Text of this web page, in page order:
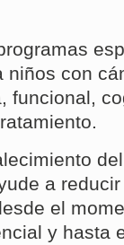
con
funcional,
a
el
y hasta